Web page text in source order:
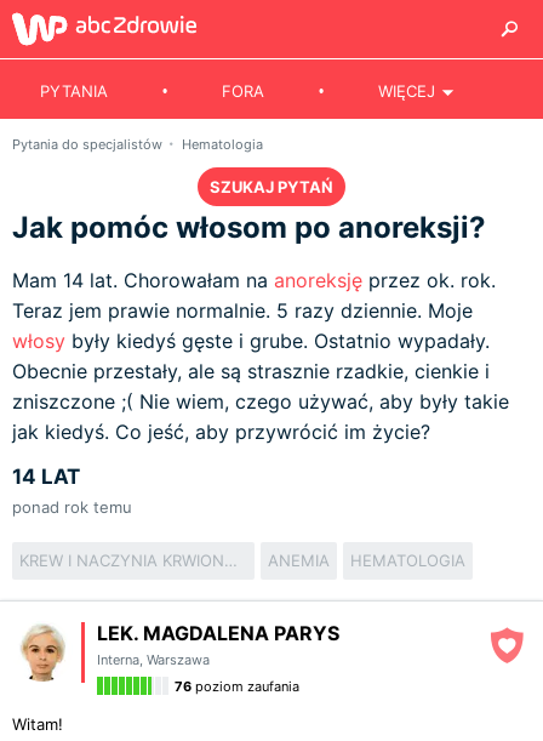
PYTANIA FORA WIĘCEJ
Pytania do specjalistów Hematologia
SZUKAJ PYTAŃ
Jak pomóc włosom po anoreksji?
Mam 14 lat. Chorowałam na anoreksję przez ok. rok.
Teraz jem prawie normalnie. 5 razy dziennie. Moje
włosy były kiedyś gęste i grube. Ostatnio wypadały.
Obecnie przestały, ale są strasznie rzadkie, cienkie i
zniszczone ;( Nie wiem, czego używać, aby były takie
jak kiedyś. Co jeść, aby przywrócić im życie?
14 LAT
ponad rok temu
KREW I NACZYNIA KRWIONOŚNE ANEMIA HEMATOLOGIA
LEK. MAGDALENA PARYS
Interna, Warszawa
76 poziom zaufania
Witam!